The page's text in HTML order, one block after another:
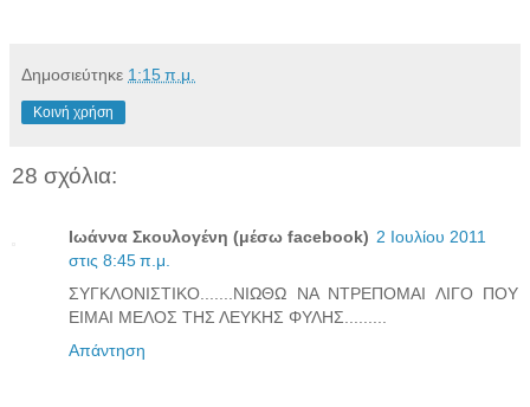
Δημοσιεύτηκε 1:15 π.μ.
Κοινή χρήση
28 σχόλια:
Ιωάννα Σκουλογένη (μέσω facebook) 2 Ιουλίου 2011
στις 8:45 π.μ.
ΣΥΓΚΛΟΝΙΣΤΙΚΟ.......ΝΙΩΘΩ ΝΑ ΝΤΡΕΠΟΜΑΙ ΛΙΓΟ ΠΟΥ
ΕΙΜΑΙ ΜΕΛΟΣ ΤΗΣ ΛΕΥΚΗΣ ΦΥΛΗΣ.........
Απάντηση